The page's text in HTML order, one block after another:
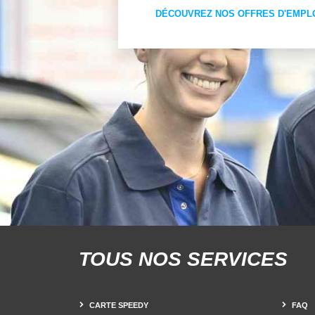
DÉCOUVREZ NOS OFFRES
TOUS NOS SERVICES
CARTE SPEEDY FAQ